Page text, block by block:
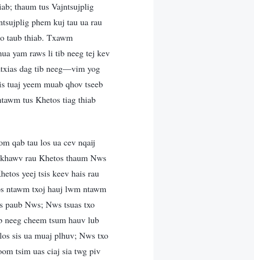
thaum tus Vajntsujplig
phem kuj tau ua rau
taub thiab. Txawm
yam raws li tib neeg tej kev
dag tib neeg—vim yog
tuaj yeem muab qhov tseeb
tus Khetos tiag thiab
qab tau los ua cev nqaij
rau Khetos thaum Nws
yeej tsis keev hais rau
ntawm txoj hauj lwm ntawm
paub Nws; Nws tsuas txo
cheem tsum hauv lub
sis ua muaj plhuv; Nws txo
tsim uas ciaj sia twg piv